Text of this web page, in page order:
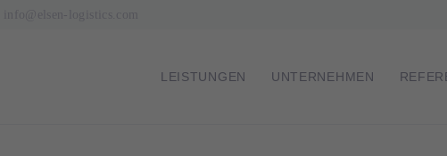
NAVIGATION
LEISTUNGEN UNTERNEHMEN